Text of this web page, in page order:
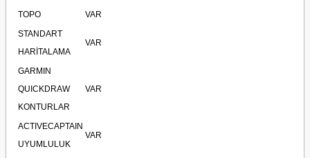
TOPO
VAR
STANDART
HARİTALAMA
VAR
GARMIN
QUICKDRAW
KONTURLAR
VAR
ACTIVECAPTAIN
UYUMLULUK
VAR